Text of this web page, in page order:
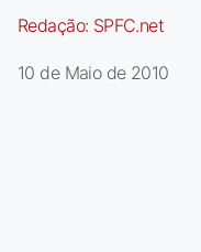
Redação: SPFC.net
10 de Maio de 2010